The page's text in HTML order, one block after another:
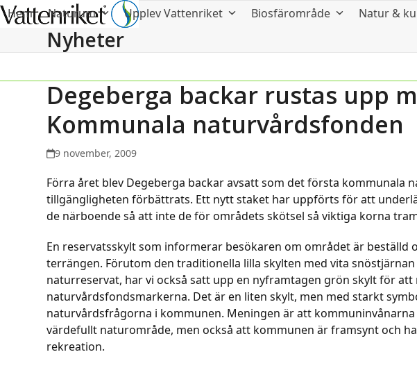
Hem Naturum Upplev Vattenriket Biosfärområde Natur &
Nyheter
Degeberga backar rustas upp
Kommunala naturvårdsfonden
9 november, 2009
Förra året blev Degeberga backar avsatt som det första kommunala
tillgängligheten förbättrats. Ett nytt staket har uppförts för att
de närboende så att inte de för områdets skötsel så viktiga korna
En reservatsskylt som informerar besökaren om området är beställd
terrängen. Förutom den traditionella lilla skylten med vita
naturreservat, har vi också satt upp en nyframtagen grön skylt för
naturvårdsfondsmarkerna. Det är en liten skylt, men med starkt
naturvårdsfrågorna i kommunen. Meningen är att
värdefullt naturområde, men också att kommunen är framsynt och
rekreation.